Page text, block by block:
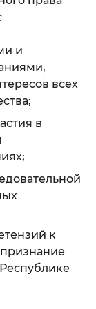
и
всех
в
к